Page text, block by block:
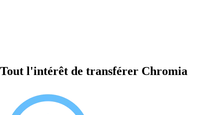
Tout l'intérêt de transférer Chromia